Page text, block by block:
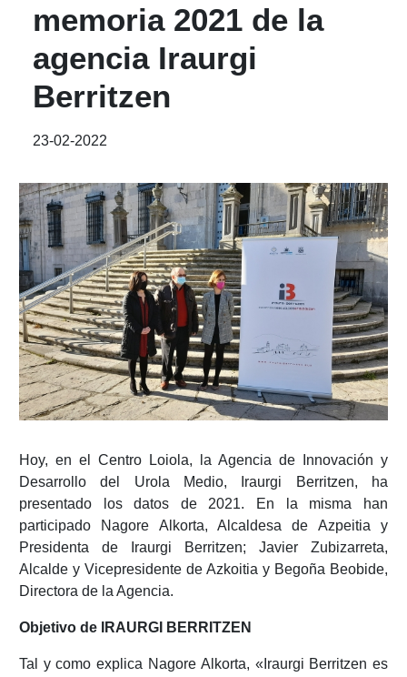
memoria 2021 de la
agencia Iraurgi
Berritzen
23-02-2022
Hoy, en el Centro Loiola, la Agencia de Innovación y
Desarrollo del Urola Medio, Iraurgi Berritzen, ha
presentado los datos de 2021. En la misma han
participado Nagore Alkorta, Alcaldesa de Azpeitia y
Presidenta de Iraurgi Berritzen; Javier Zubizarreta,
Alcalde y Vicepresidente de Azkoitia y Begoña Beobide,
Directora de la Agencia.
Objetivo de IRAURGI BERRITZEN
Tal y como explica Nagore Alkorta, «Iraurgi Berritzen es